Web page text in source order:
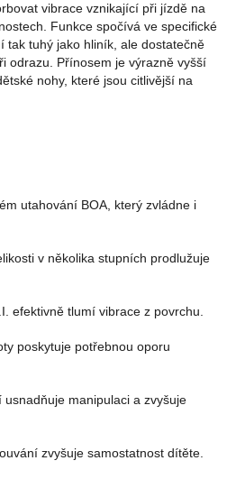
vibrace vznikající při jízdě na
Funkce spočívá ve specifické
tak tuhý jako hliník, ale dostatečně
odrazu. Přínosem je výrazně vyšší
nohy, které jsou citlivější na
utahování BOA, který zvládne i
v několika stupních prodlužuje
efektivně tlumí vibrace z povrchu.
poskytuje potřebnou oporu
manipulaci a zvyšuje
zvyšuje samostatnost dítěte.